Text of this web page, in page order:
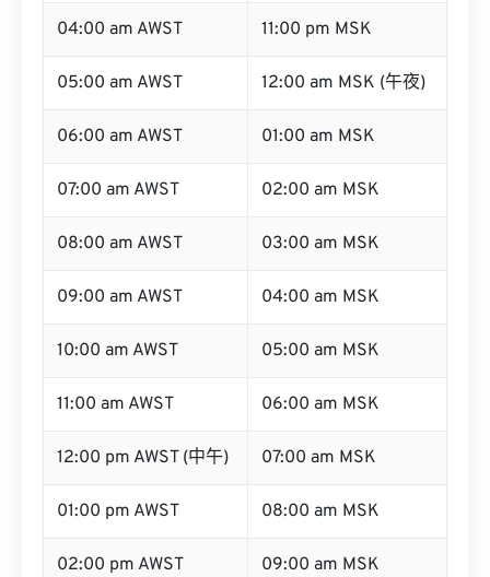
04:00 am AWST 11:00 pm MSK
05:00 am AWST 12:00 am MSK (午夜)
06:00 am AWST 01:00 am MSK
07:00 am AWST 02:00 am MSK
08:00 am AWST 03:00 am MSK
09:00 am AWST 04:00 am MSK
10:00 am AWST 05:00 am MSK
11:00 am AWST 06:00 am MSK
12:00 pm AWST (中午) 07:00 am MSK
01:00 pm AWST 08:00 am MSK
02:00 pm AWST 09:00 am MSK